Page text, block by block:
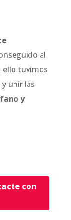
al
ello tuvimos
unir las
y
con